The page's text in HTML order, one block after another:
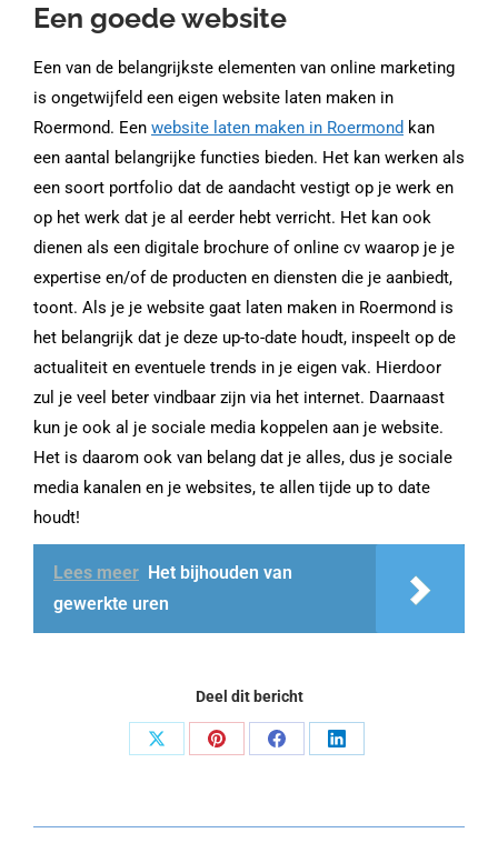
Een goede website
Een van de belangrijkste elementen van online marketing
is ongetwijfeld een eigen website laten maken in
Roermond. Een website laten maken in Roermond kan
een aantal belangrijke functies bieden. Het kan werken als
een soort portfolio dat de aandacht vestigt op je werk en
op het werk dat je al eerder hebt verricht. Het kan ook
dienen als een digitale brochure of online cv waarop je je
expertise en/of de producten en diensten die je aanbiedt,
toont. Als je je website gaat laten maken in Roermond is
het belangrijk dat je deze up-to-date houdt, inspeelt op de
actualiteit en eventuele trends in je eigen vak. Hierdoor
zul je veel beter vindbaar zijn via het internet. Daarnaast
kun je ook al je sociale media koppelen aan je website.
Het is daarom ook van belang dat je alles, dus je sociale
media kanalen en je websites, te allen tijde up to date
houdt!
Lees meer Het bijhouden van
gewerkte uren
Deel dit bericht
Share
Share
Share
Share